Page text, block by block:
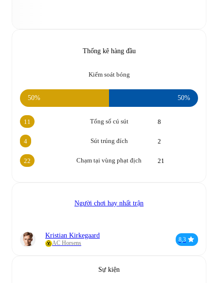
Thống kê hàng đầu
Kiểm soát bóng
50% 50%
Tổng số cú sút
11 8
Sút trúng đích
4 2
Chạm tại vùng phạt địch
22 21
Người chơi hay nhất trận
Kristian Kirkegaard
AC Horsens
8,3
Sự kiện